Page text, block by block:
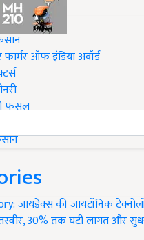
Jagran
फार्मर ऑफ इंडिया अवॉर्ड
फसल